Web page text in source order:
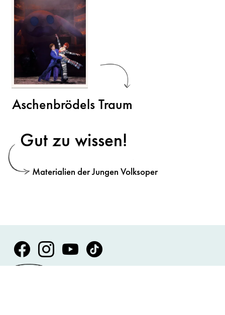
Aschenbrödels Traum
Gut zu wissen!
Materialien der Jungen Volksoper
Volksoper Facebook
Volksoper Instagram
Volksoper Youtube
Volksoper TikTok